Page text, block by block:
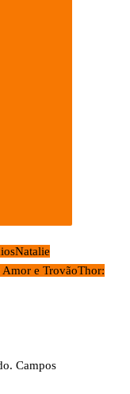
Natalie
e TrovãoThor:
Campos